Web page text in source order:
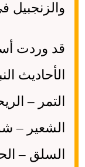
والزنجبيل
قد وردت
الأحاديث
التمر –
الشعير –
السلق –